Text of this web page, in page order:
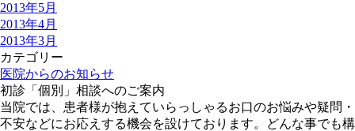
2013年5月
2013年4月
2013年3月
カテゴリー
医院からのお知らせ
初診「個別」相談へのご案内
当院では、患者様が抱えていらっしゃるお口のお悩みや疑問・
不安などにお応えする機会を設けております。どんな事でも構